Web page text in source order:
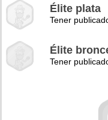
Élite plata
Tener
Élite
Tener